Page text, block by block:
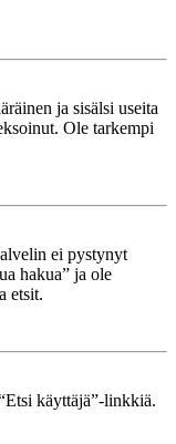
ja sisälsi useita
Ole tarkempi
ei pystynyt
hakua” ja ole
etsit.
käyttäjä”-linkkiä.